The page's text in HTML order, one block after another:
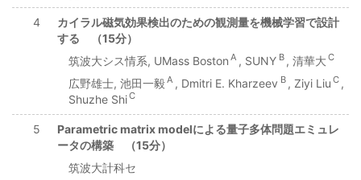
4
カイラル磁気効果検出のための観測量を機械学習で設計
する （15分）
筑波大シス情系, UMass Boston A , SUNY B , 清華大 C
広野雄士, 池田一毅A , Dmitri E. Kharzeev B , Ziyi Liu C ,
Shuzhe ShiC
5
Parametric matrix modelによる量子多体問題エミュレ
ータの構築 （15分）
筑波大計科セ